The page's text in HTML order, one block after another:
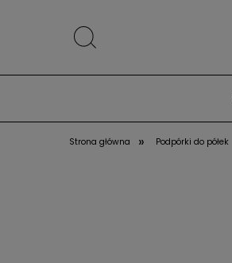
Strona główna » Podpórki do półek